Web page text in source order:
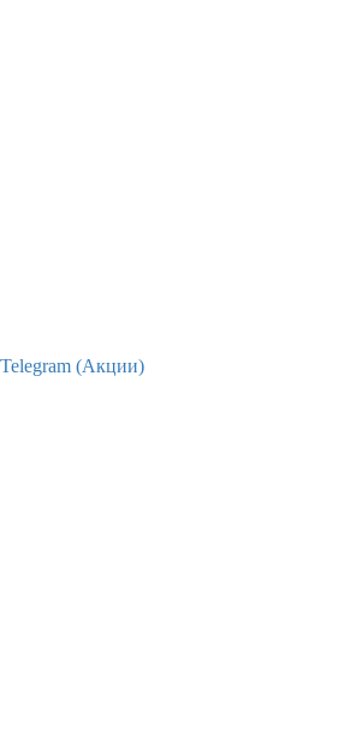
Telegram (Акции)